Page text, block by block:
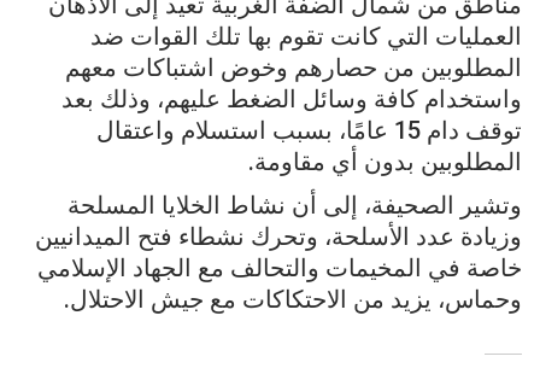
العمليات التي كانت تقوم بها تلك القوات ضد
المطلوبين من حصارهم وخوض اشتباكات معهم
واستخدام كافة وسائل الضغط عليهم، وذلك بعد
توقف دام 15 عامًا، بسبب استسلام واعتقال
المطلوبين بدون أي مقاومة.
وتشير الصحيفة، إلى أن نشاط الخلايا المسلحة
وزيادة عدد الأسلحة، وتحرك نشطاء فتح الميدانيين
خاصة في المخيمات والتحالف مع الجهاد الإسلامي
وحماس، يزيد من الاحتكاكات مع جيش الاحتلال.